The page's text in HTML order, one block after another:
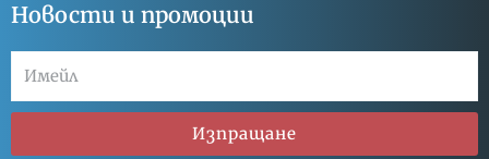
Новости и промоции
Изпращане